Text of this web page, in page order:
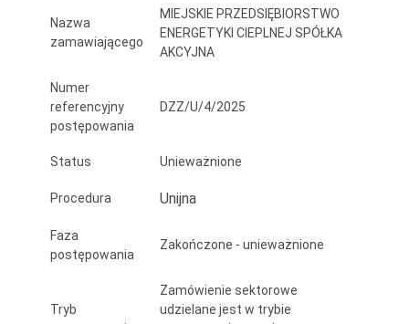
TCP
ramach
„Modernizacji
automatyki
telemetrii
Nazwa
zamawiającego
MIEJSKIE PRZEDSIĘBIORSTWO
ENERGETYKI CIEPLNEJ SPÓŁKA
AKCYJNA
Numer
referencyjny
postępowania
DZZ/U/4/2025
Status Unieważnione
Procedura Unijna
Faza
postępowania
Zakończone - unieważnione
Tryb
Zamówienie sektorowe
udzielane jest w trybie